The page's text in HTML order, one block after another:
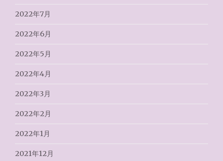
2022年7月
2022年6月
2022年5月
2022年4月
2022年3月
2022年2月
2022年1月
2021年12月